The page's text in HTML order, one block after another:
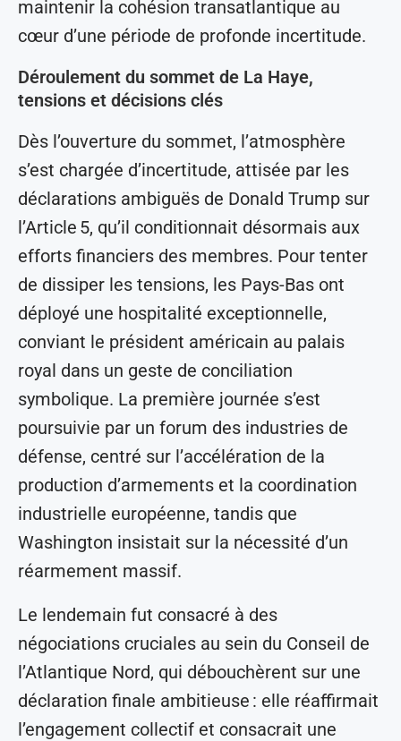
maintenir la cohésion transatlantique au
cœur d’une période de profonde incertitude.
Déroulement du sommet de La Haye,
tensions et décisions clés
Dès l’ouverture du sommet, l’atmosphère
s’est chargée d’incertitude, attisée par les
déclarations ambiguës de Donald Trump sur
l’Article 5, qu’il conditionnait désormais aux
efforts financiers des membres. Pour tenter
de dissiper les tensions, les Pays-Bas ont
déployé une hospitalité exceptionnelle,
conviant le président américain au palais
royal dans un geste de conciliation
symbolique. La première journée s’est
poursuivie par un forum des industries de
défense, centré sur l’accélération de la
production d’armements et la coordination
industrielle européenne, tandis que
Washington insistait sur la nécessité d’un
réarmement massif.
Le lendemain fut consacré à des
négociations cruciales au sein du Conseil de
l’Atlantique Nord, qui débouchèrent sur une
déclaration finale ambitieuse : elle réaffirmait
l’engagement collectif et consacrait une